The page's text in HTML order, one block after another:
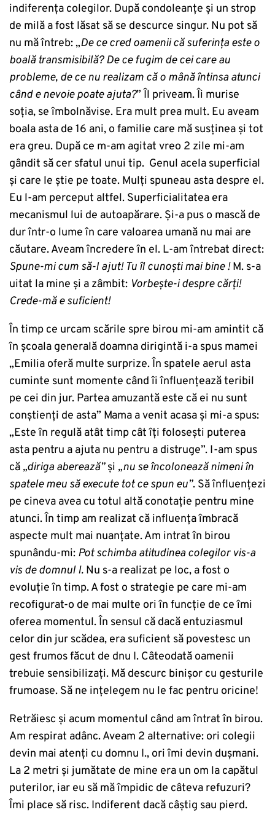
indiferența colegilor. După condoleanțe și un strop
de milă a fost lăsat să se descurce singur. Nu pot să
nu mă întreb: „De ce cred oamenii că suferința este o
boală transmisibilă? De ce fugim de cei care au
probleme, de ce nu realizam că o mână întinsa atunci
când e nevoie poate ajuta?” Îl priveam. Îi murise
soția, se îmbolnăvise. Era mult prea mult. Eu aveam
boala asta de 16 ani, o familie care mă susținea și tot
era greu. După ce m-am agitat vreo 2 zile mi-am
gândit să cer sfatul unui tip. Genul acela superficial
și care le știe pe toate. Mulți spuneau asta despre el.
Eu l-am perceput altfel. Superficialitatea era
mecanismul lui de autoapărare. Și-a pus o mască de
dur într-o lume în care valoarea umană nu mai are
căutare. Aveam încredere în el. L-am întrebat direct:
Spune-mi cum să-l ajut! Tu îl cunoști mai bine !M. s-a
uitat la mine și a zâmbit: Vorbește-i despre cărți!
Crede-mă e suficient!
În timp ce urcam scările spre birou mi-am amintit că
în școala generală doamna dirigintă i-a spus mamei
„Emilia oferă multe surprize. În spatele aerul asta
cuminte sunt momente când îi înfluențează teribil
pe cei din jur. Partea amuzantă este că ei nu sunt
conștienți de asta” Mama a venit acasa și mi-a spus:
„Este în regulă atât timp cât îți folosești puterea
asta pentru a ajuta nu pentru a distruge”. I-am spus
că „diriga aberează”și „nu se încolonează nimeni în
spatele meu să execute tot ce spun eu”. Să înfluențezi
pe cineva avea cu totul altă conotație pentru mine
atunci. În timp am realizat că influența îmbracă
aspecte mult mai nuanțate. Am intrat în birou
spunându-mi: Pot schimba atitudinea colegilor vis-a
vis de domnul I. Nu s-a realizat pe loc, a fost o
evoluție în timp. A fost o strategie pe care mi-am
recofigurat-o de mai multe ori în funcție de ce îmi
oferea momentul. În sensul că dacă entuziasmul
celor din jur scădea, era suficient să povestesc un
gest frumos făcut de dnu I. Câteodată oamenii
trebuie sensibilizați. Mă descurc binișor cu gesturile
frumoase. Să ne ințelegem nu le fac pentru oricine!
Retrăiesc și acum momentul când am întrat în birou.
Am respirat adânc. Aveam 2 alternative: ori colegii
devin mai atenți cu domnu I., ori îmi devin dușmani.
La 2 metri și jumătate de mine era un om la capătul
puterilor, iar eu să mă împidic de câteva refuzuri?
Îmi place să risc. Indiferent dacă câștig sau pierd.